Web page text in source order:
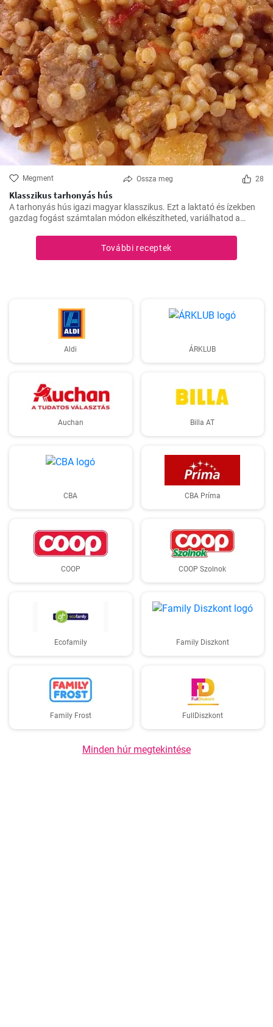
Megment Ossza meg 28
Klasszikus tarhonyás hús
A tarhonyás hús igazi magyar klasszikus. Ezt a laktató és ízekben
gazdag fogást számtalan módon elkészítheted, variálhatod a
További receptek
Aldi ÁRKLUB
Auchan Billa AT
CBA CBA Príma
COOP COOP Szolnok
Ecofamily Family Diszkont
Family Frost FullDiszkont
Minden húr megtekintése